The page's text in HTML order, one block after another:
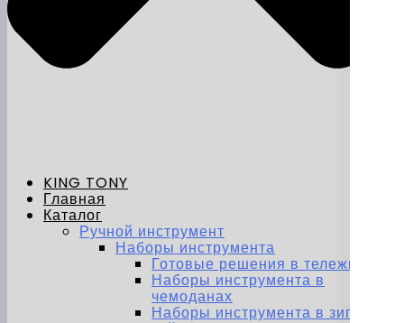
KING TONY
Главная
Каталог
Ручной инструмент
Наборы инструмента
Готовые решения в тележках
Наборы инструмента в
чемоданах
Наборы инструмента в зип-